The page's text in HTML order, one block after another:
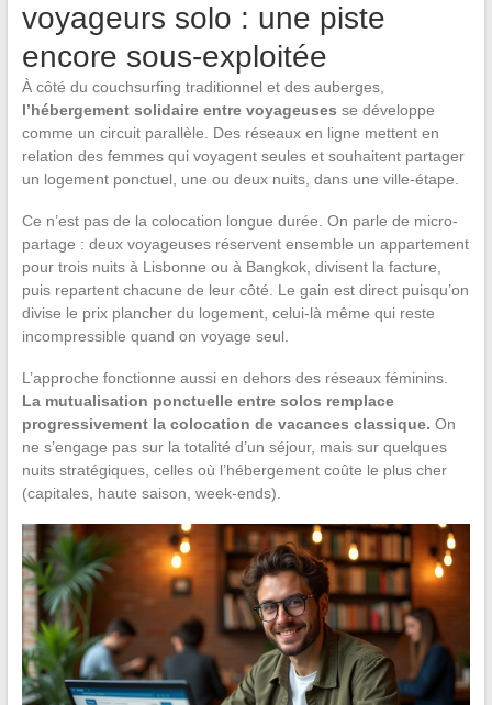
voyageurs solo : une piste
encore sous-exploitée
À côté du couchsurfing traditionnel et des auberges,
l’hébergement solidaire entre voyageuses se développe
comme un circuit parallèle. Des réseaux en ligne mettent en
relation des femmes qui voyagent seules et souhaitent partager
un logement ponctuel, une ou deux nuits, dans une ville-étape.
Ce n’est pas de la colocation longue durée. On parle de micro-
partage : deux voyageuses réservent ensemble un appartement
pour trois nuits à Lisbonne ou à Bangkok, divisent la facture,
puis repartent chacune de leur côté. Le gain est direct puisqu’on
divise le prix plancher du logement, celui-là même qui reste
incompressible quand on voyage seul.
L’approche fonctionne aussi en dehors des réseaux féminins.
La mutualisation ponctuelle entre solos remplace
progressivement la colocation de vacances classique. On
ne s’engage pas sur la totalité d’un séjour, mais sur quelques
nuits stratégiques, celles où l’hébergement coûte le plus cher
(capitales, haute saison, week-ends).